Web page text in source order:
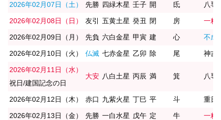
2026年02月07日（土） 先勝 四緑木星 壬子 開 氐 八専
2026年02月08日（日） 友引 五黄土星 癸丑 閉 房 一粒
2026年02月09日（月） 先負 六白金星 甲寅 建 心 不成
2026年02月10日（火） 仏滅 七赤金星 乙卯 除 尾 神吉
2026年02月11日（水）
祝日/建国記念の日
大安 八白土星 丙辰 満 箕 八専
2026年02月12日（木） 赤口 九紫火星 丁巳 平 斗 重日/
2026年02月13日（金） 先勝 一白水星 戊午 定 牛 一粒